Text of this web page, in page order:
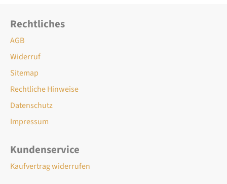
Rechtliches
AGB
Widerruf
Sitemap
Rechtliche Hinweise
Datenschutz
Impressum
Kundenservice
Kaufvertrag widerrufen